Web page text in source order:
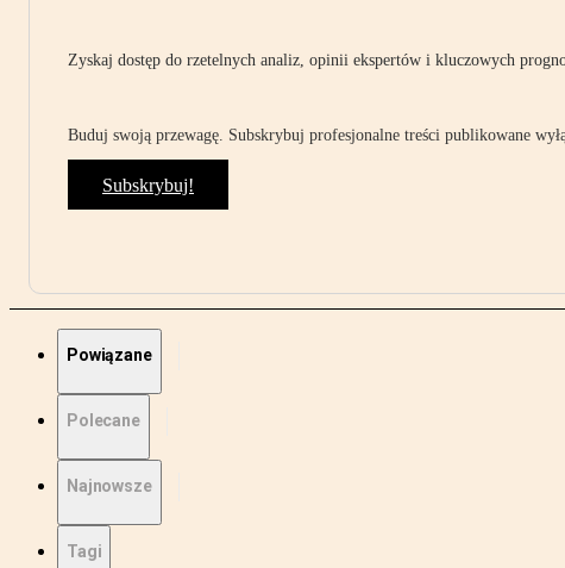
Zyskaj dostęp do rzetelnych analiz, opinii ekspertów i kluczowych
Buduj swoją przewagę. Subskrybuj profesjonalne treści publikowane
Subskrybuj!
Powiązane
Polecane
Najnowsze
Tagi